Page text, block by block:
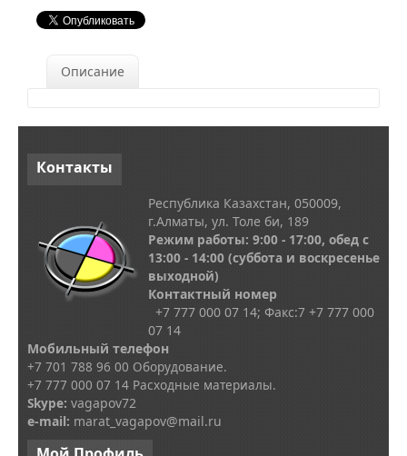
Описание
Контакты
Республика Казахстан, 050009,
г.Алматы, ул. Толе би, 189
Режим работы: 9:00 - 17:00, обед с
13:00 - 14:00 (суббота и воскресенье
выходной)
Контактный номер
+7 777 000 07 14; Факс:7 +7 777 000
07 14
Мобильный телефон
+7 701 788 96 00 Оборудование.
+7 777 000 07 14 Расходные материалы.
Skype: vagapov72
e-mail: marat_vagapov@mail.ru